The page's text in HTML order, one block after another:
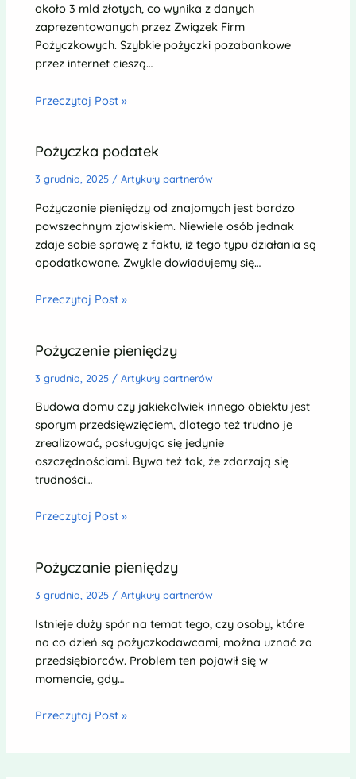
około 3 mld złotych, co wynika z danych
zaprezentowanych przez Związek Firm
Pożyczkowych. Szybkie pożyczki pozabankowe
przez internet cieszą…
Przeczytaj Post »
Pożyczka podatek
3 grudnia, 2025 /Artykuły partnerów
Pożyczanie pieniędzy od znajomych jest bardzo
powszechnym zjawiskiem. Niewiele osób jednak
zdaje sobie sprawę z faktu, iż tego typu działania są
opodatkowane. Zwykle dowiadujemy się…
Przeczytaj Post »
Pożyczenie pieniędzy
3 grudnia, 2025 /Artykuły partnerów
Budowa domu czy jakiekolwiek innego obiektu jest
sporym przedsięwzięciem, dlatego też trudno je
zrealizować, posługując się jedynie
oszczędnościami. Bywa też tak, że zdarzają się
trudności…
Przeczytaj Post »
Pożyczanie pieniędzy
3 grudnia, 2025 /Artykuły partnerów
Istnieje duży spór na temat tego, czy osoby, które
na co dzień są pożyczkodawcami, można uznać za
przedsiębiorców. Problem ten pojawił się w
momencie, gdy…
Przeczytaj Post »